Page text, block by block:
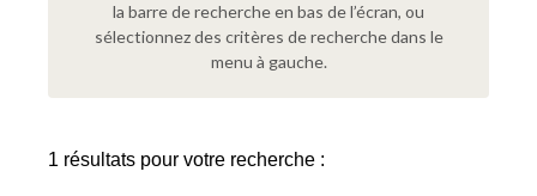
la barre de recherche en bas de l’écran, ou
sélectionnez des critères de recherche dans le
menu à gauche.
1 résultats pour votre recherche :